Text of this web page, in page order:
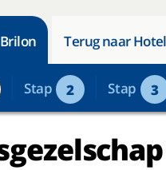
Terug naar
Stap 2 Stap 3